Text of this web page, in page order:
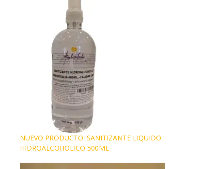
NUEVO PRODUCTO: SANITIZANTE LIQUIDO
HIDROALCOHOLICO 500ML